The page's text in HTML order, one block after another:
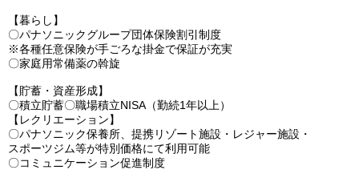
【暮らし】
〇パナソニックグループ団体保険割引制度
※各種任意保険が手ごろな掛金で保証が充実
〇家庭用常備薬の斡旋
【貯蓄・資産形成】
〇積立貯蓄〇職場積立NISA（勤続1年以上）
【レクリエーション】
〇パナソニック保養所、提携リゾート施設・レジャー施設・
スポーツジム等が特別価格にて利用可能
〇コミュニケーション促進制度